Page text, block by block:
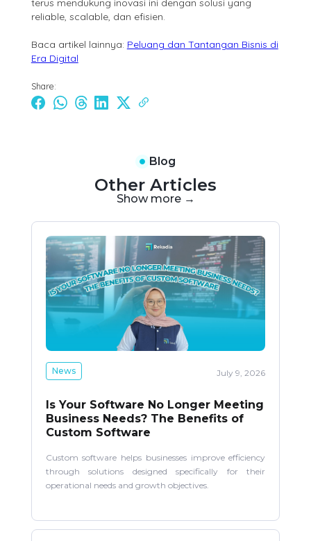
terus mendukung inovasi ini dengan solusi yang
reliable, scalable, dan efisien.
Baca artikel lainnya: Peluang dan Tantangan Bisnis di
Era Digital
Share:
Blog
Other Articles
Show more →
News July 9, 2026
Is Your Software No Longer Meeting
Business Needs? The Benefits of
Custom Software
Custom software helps businesses improve efficiency
through solutions designed specifically for their
operational needs and growth objectives.